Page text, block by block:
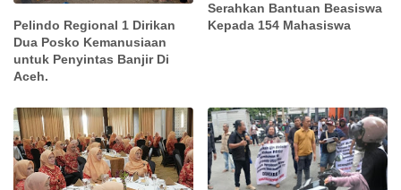
Pelindo Regional 1 Dirikan
Dua Posko Kemanusiaan
untuk Penyintas Banjir Di
Aceh.
Serahkan Bantuan Beasiswa
Kepada 154 Mahasiswa